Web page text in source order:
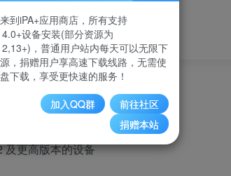
最后更新：2025-08-23 02:20
立即下载
更早版本的设备
及更高版本的设备
到iPA+应用商店，所有支持
设备安装(部分资源为
，普通用户站内每天可以无限下
，捐赠用户享高速下载线路，无需使
下载，享受更快速的服务！
加入QQ群
前往社区
捐赠本站